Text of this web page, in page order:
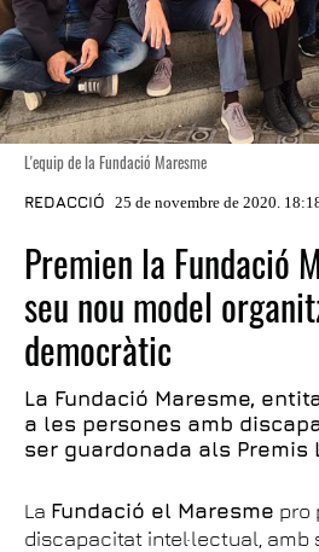
L'equip de la Fundació Maresme
REDACCIÓ 25 de novembre de 2020.
Premien la Fundació
seu nou model
democràtic
La Fundació Maresme,
a les persones amb
ser guardonada als Premis
La Fundació el Maresme pro
discapacitat intel·lectual, amb